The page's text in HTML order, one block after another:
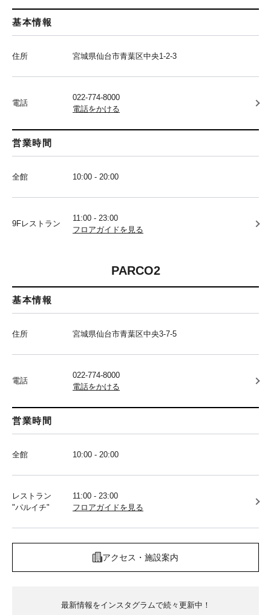
基本情報
住所 宮城県仙台市青葉区中央1-2-3
電話
022-774-8000
電話をかける
営業時間
全館 10:00 - 20:00
9Fレストラン
11:00 - 23:00
フロアガイドを見る
PARCO2
基本情報
住所 宮城県仙台市青葉区中央3-7-5
電話
022-774-8000
電話をかける
営業時間
全館 10:00 - 20:00
レストラン
"パルイチ"
11:00 - 23:00
フロアガイドを見る
アクセス・施設案内
最新情報をインスタグラムで続々更新中！